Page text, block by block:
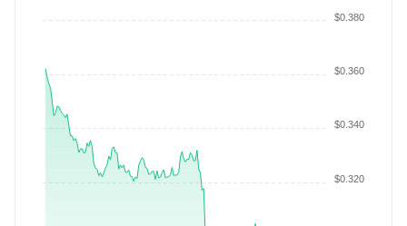
$0.320
$0.340
$0.360
$0.380